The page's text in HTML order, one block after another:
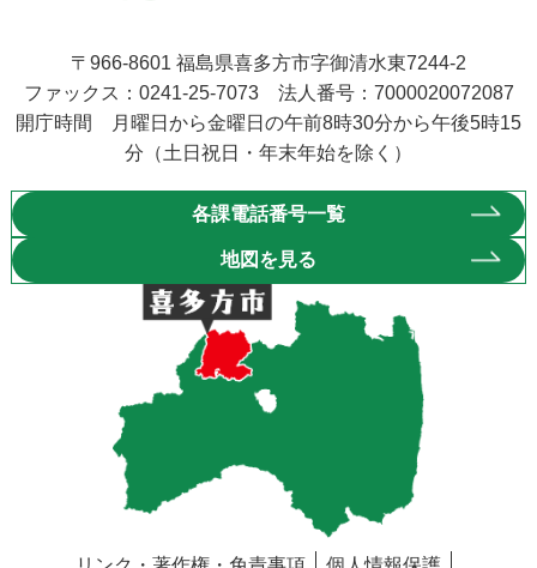
〒966-8601 福島県喜多方市字御清水東7244-2
ファックス：0241-25-7073 法人番号：7000020072087
開庁時間 月曜日から金曜日の午前8時30分から午後5時15
分（土日祝日・年末年始を除く）
各課電話番号一覧
地図を見る